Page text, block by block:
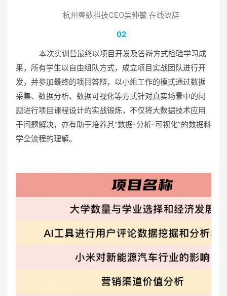
杭州睿数科技CEO吴仲毓 在线致辞
02
本次实训营最终以项目开发及答辩方式检验学习成
果，所有学生以自由组队方式，成立项目实战团队进行开
发，并参加最终的项目答辩，以小组工作的模式通过数据
采集、数据分析、数据可视化等方式针对真实场景中的问
题进行项目课程设计的实战锻炼，不仅将大数据技术应用
于问题解决，亦有助于培养其“数据-分析-可视化”的数据科
学全流程的理解。